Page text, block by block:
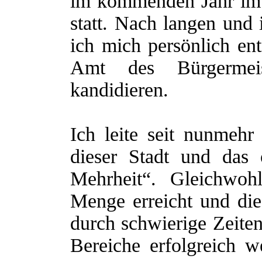
statt. Nach langen und
ich mich persönlich
Amt des
kandidieren.
Ich leite seit nunmehr
dieser Stadt und das
Mehrheit“.
Menge erreicht und
durch schwierige
Bereiche erfolgreich